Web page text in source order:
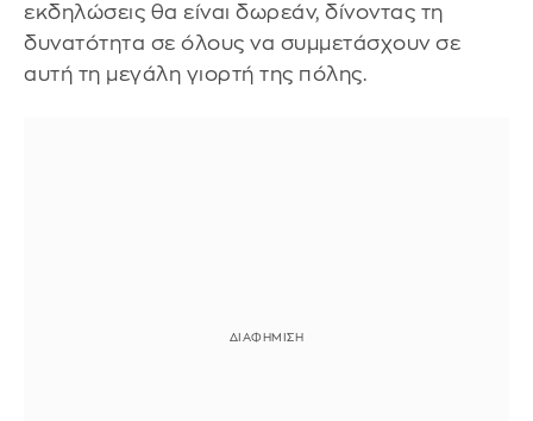
εκδηλώσεις θα είναι δωρεάν, δίνοντας τη
δυνατότητα σε όλους να συμμετάσχουν σε
αυτή τη μεγάλη γιορτή της πόλης.